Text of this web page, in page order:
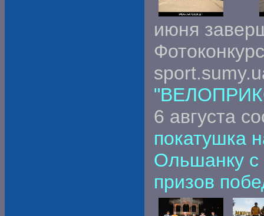
июня
6 августа
покатушка
Ольшанку с
призов